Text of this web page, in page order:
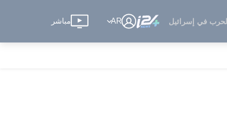
الحرب في إسرائيل AR مباشر